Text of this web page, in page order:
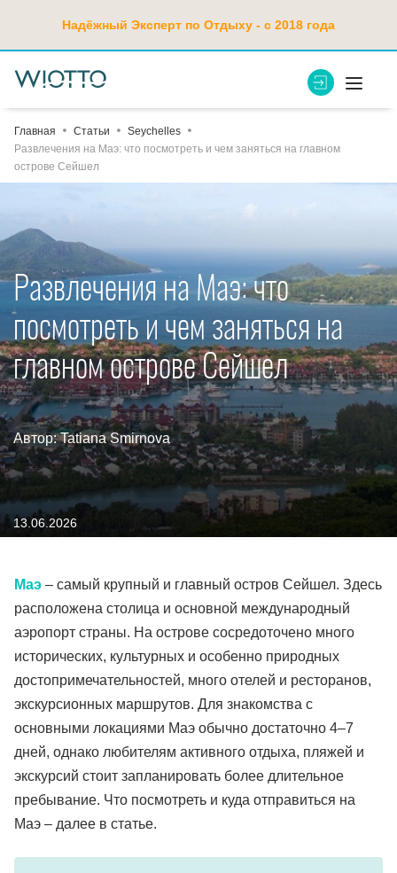
Надёжный Эксперт по Отдыху - с 2018 года
Главная Статьи
Seychelles
Развлечения на Маэ: что посмотреть и чем заняться на главном
острове Сейшел
Развлечения на Маэ: что
посмотреть и чем заняться на
главном острове Сейшел
Автор: Tatiana Smirnova
13.06.2026
Маэ – самый крупный и главный остров Сейшел. Здесь
расположена столица и основной международный
аэропорт страны. На острове сосредоточено много
исторических, культурных и особенно природных
достопримечательностей, много отелей и ресторанов,
экскурсионных маршрутов. Для знакомства с
основными локациями Маэ обычно достаточно 4–7
дней, однако любителям активного отдыха, пляжей и
экскурсий стоит запланировать более длительное
пребывание. Что посмотреть и куда отправиться на
Маэ – далее в статье.